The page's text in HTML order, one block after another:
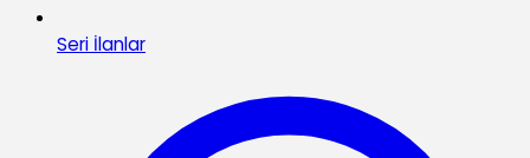
Seri İlanlar